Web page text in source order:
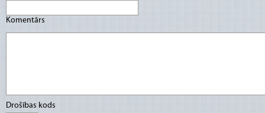
Komentārs
Drošības kods